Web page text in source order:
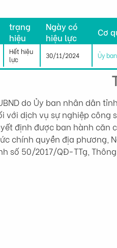
trạng
hiệu
lực
Ngày có
hiệu lực
Cơ
Hết hiệu
lực
30/11/2024 Ủy
do Ủy ban nhân dân
với dịch vụ sự nghiệp
định được ban hành
chính quyền địa phương,
số 50/2017/QĐ-TTg,